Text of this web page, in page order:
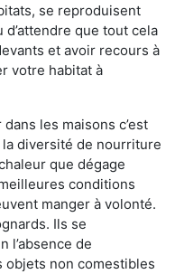
se reproduisent
que tout cela
et avoir recours à
votre habitat à
les maisons c’est
diversité de nourriture
que dégage
conditions
manger à volonté.
Ils se
l’absence de
non comestibles